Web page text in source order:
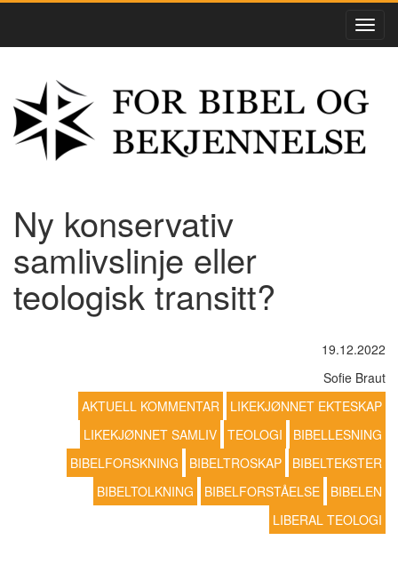
Ny konservativ
samlivslinje eller
teologisk transitt?
19.12.2022
Sofie Braut
AKTUELL KOMMENTAR
LIKEKJØNNET EKTESKAP
LIKEKJØNNET SAMLIV TEOLOGI
BIBELLESNING
BIBELFORSKNING
BIBELTROSKAP
BIBELTEKSTER
BIBELTOLKNING
BIBELFORSTÅELSE
BIBELEN
LIBERAL TEOLOGI